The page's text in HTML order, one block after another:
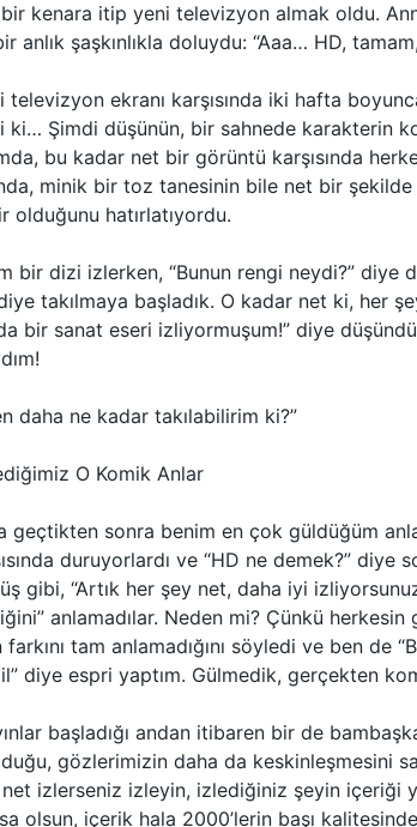
kenara itip yeni televizyon almak oldu.
anlık şaşkınlıkla doluydu: “Aaa… HD,
ekranı karşısında iki hafta
ki… Şimdi düşünün, bir sahnede karakterin
bu kadar net bir görüntü karşısında
minik bir toz tanesinin bile net bir
olduğunu hatırlatıyordu.
bir dizi izlerken, “Bunun rengi neydi?” diye
takılmaya başladık. O kadar net ki, her
bir sanat eseri izliyormuşum!” diye
daha ne kadar takılabilirim ki?”
O Komik Anlar
geçtikten sonra benim en çok güldüğüm
duruyorlardı ve “HD ne demek?” diye
gibi, “Artık her şey net, daha iyi
anlamadılar. Neden mi? Çünkü
farkını tam anlamadığını söyledi ve ben de
diye espri yaptım. Gülmedik, gerçekten
başladığı andan itibaren bir de
gözlerimizin daha da keskinleşmesini
net izlerseniz izleyin, izlediğiniz şeyin içeriği
olsun, içerik hala 2000’lerin başı